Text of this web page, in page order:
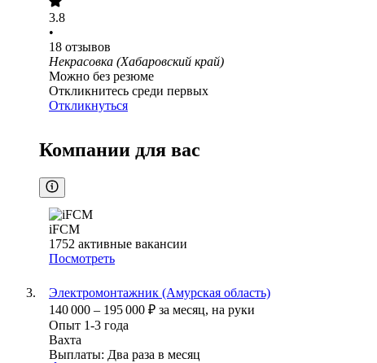
3.8
•
18 отзывов
Некрасовка (Хабаровский край)
Можно без резюме
Откликнитесь среди первых
Откликнуться
Компании для вас
iFCM
1752 активные вакансии
Посмотреть
Электромонтажник (Амурская область)
140 000 – 195 000 ₽ за месяц, на руки
Опыт 1-3 года
Вахта
Выплаты: Два раза в месяц